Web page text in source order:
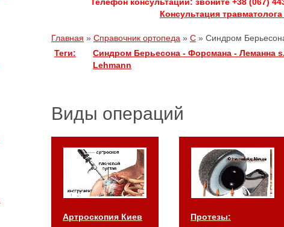
Консультация
Главная » Справочник ортопеда » С » Синдром
Теги:
Синдром Берьесона - Форсмана - Леманна
Lehmann
Виды операций
Артроскопия Киев
Протезы: